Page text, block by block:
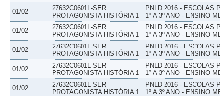
01/02
27632C0601L-SER
PROTAGONISTA HISTÓRIA 1
PNLD 2016 - ESCOLAS
1º A 3º ANO - ENSINO
01/02
27632C0601L-SER
PROTAGONISTA HISTÓRIA 1
PNLD 2016 - ESCOLAS
1º A 3º ANO - ENSINO
01/02
27632C0601L-SER
PROTAGONISTA HISTÓRIA 1
PNLD 2016 - ESCOLAS
1º A 3º ANO - ENSINO
01/02
27632C0601L-SER
PROTAGONISTA HISTÓRIA 1
PNLD 2016 - ESCOLAS
1º A 3º ANO - ENSINO
01/02
27632C0601L-SER
PROTAGONISTA HISTÓRIA 1
PNLD 2016 - ESCOLAS
1º A 3º ANO - ENSINO